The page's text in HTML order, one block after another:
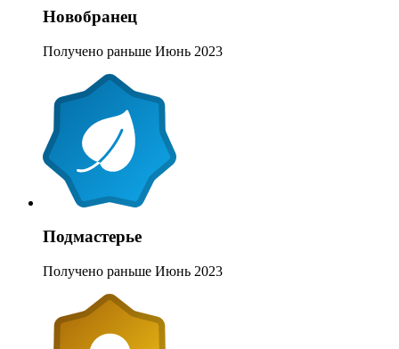
Новобранец
Получено раньше Июнь 2023
Подмастерье
Получено раньше Июнь 2023